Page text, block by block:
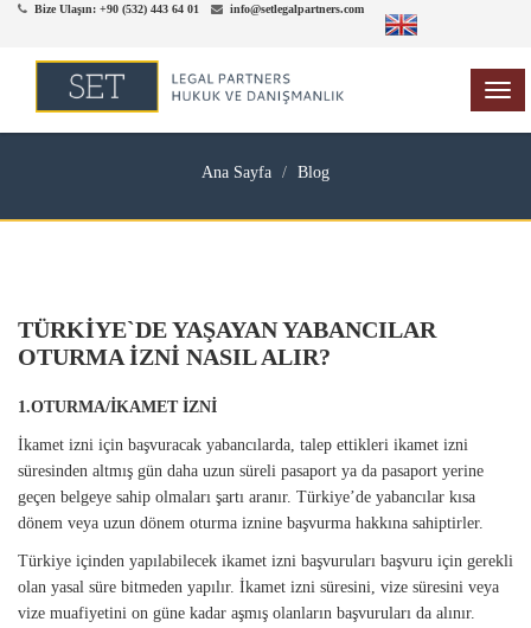
info@setlegalpartners.com
Bize Ulaşın: +90 (532) 443 64 01
Ana Sayfa Blog
TÜRKİYE`DE YAŞAYAN YABANCILAR
OTURMA İZNİ NASIL ALIR?
1.OTURMA/İKAMET İZNİ
İkamet izni için başvuracak yabancılarda, talep ettikleri ikamet izni
süresinden altmış gün daha uzun süreli pasaport ya da pasaport yerine
geçen belgeye sahip olmaları şartı aranır. Türkiye’de yabancılar kısa
dönem veya uzun dönem oturma iznine başvurma hakkına sahiptirler.
Türkiye içinden yapılabilecek ikamet izni başvuruları başvuru için gerekli
olan yasal süre bitmeden yapılır. İkamet izni süresini, vize süresini veya
vize muafiyetini on güne kadar aşmış olanların başvuruları da alınır.